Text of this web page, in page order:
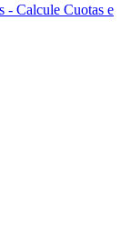
- Calcule Cuotas e